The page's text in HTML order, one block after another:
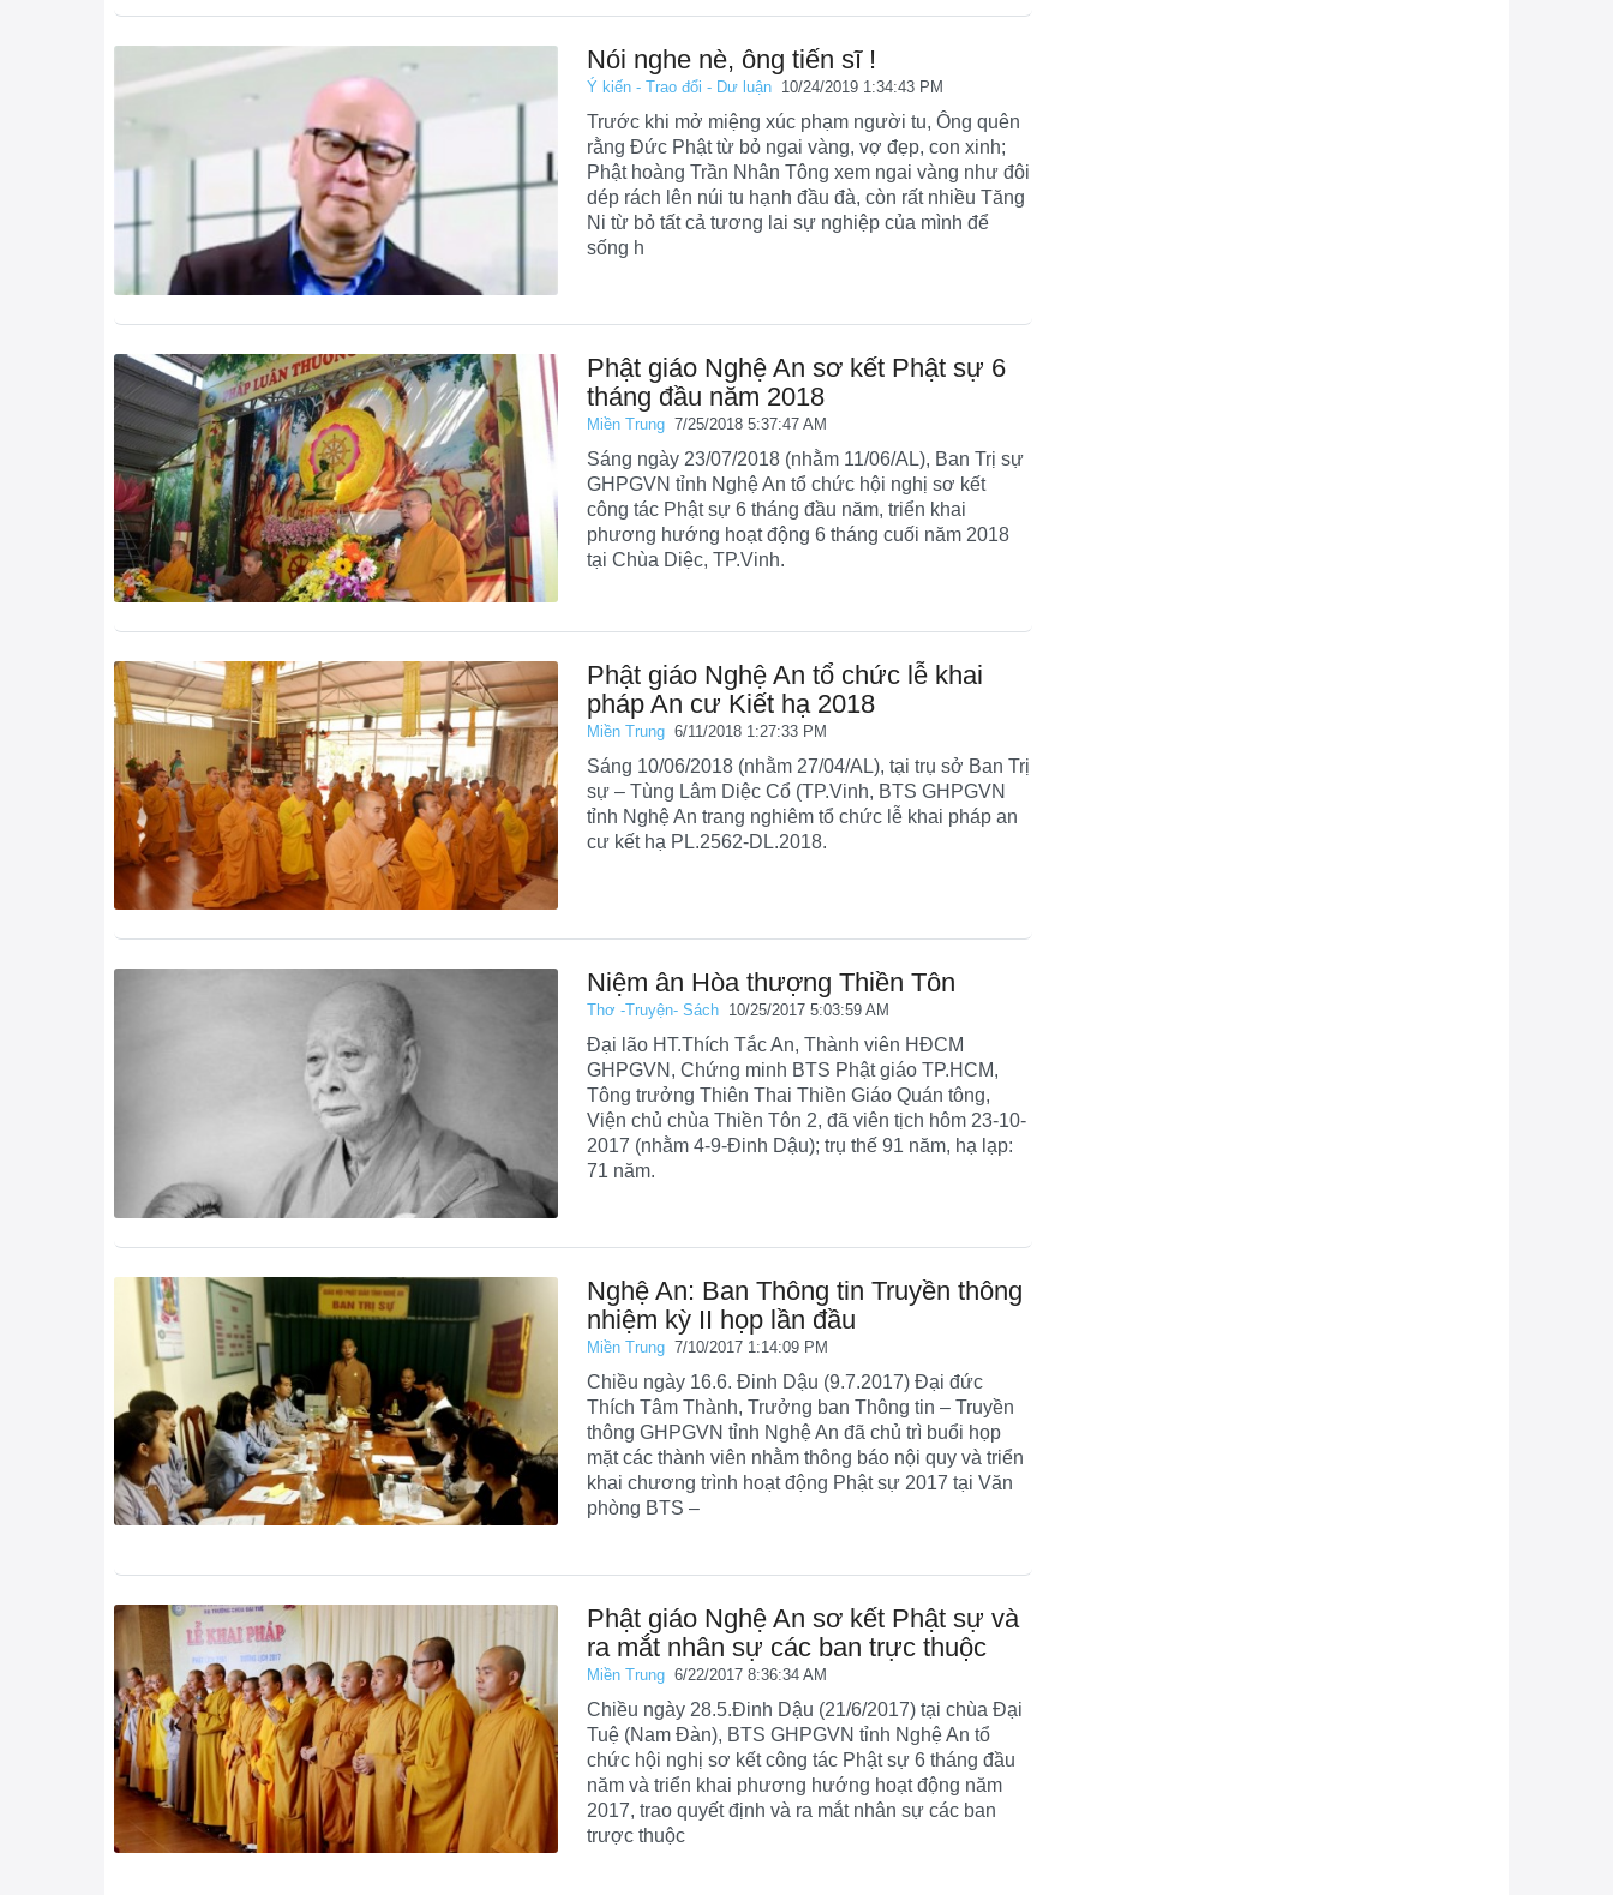
Nói nghe nè, ông tiến sĩ !
Ý kiến - Trao đổi - Dư luận 10/24/2019 1:34:43 PM
Trước khi mở miệng xúc phạm người tu, Ông quên
rằng Đức Phật từ bỏ ngai vàng, vợ đẹp, con xinh;
Phật hoàng Trần Nhân Tông xem ngai vàng như đôi
dép rách lên núi tu hạnh đầu đà, còn rất nhiều Tăng
Ni từ bỏ tất cả tương lai sự nghiệp của mình để
sống h
Phật giáo Nghệ An sơ kết Phật sự 6
tháng đầu năm 2018
Miền Trung 7/25/2018 5:37:47 AM
Sáng ngày 23/07/2018 (nhằm 11/06/AL), Ban Trị sự
GHPGVN tỉnh Nghệ An tổ chức hội nghị sơ kết
công tác Phật sự 6 tháng đầu năm, triển khai
phương hướng hoạt động 6 tháng cuối năm 2018
tại Chùa Diệc, TP.Vinh.
Phật giáo Nghệ An tổ chức lễ khai
pháp An cư Kiết hạ 2018
Miền Trung 6/11/2018 1:27:33 PM
Sáng 10/06/2018 (nhằm 27/04/AL), tại trụ sở Ban Trị
sự – Tùng Lâm Diệc Cổ (TP.Vinh, BTS GHPGVN
tỉnh Nghệ An trang nghiêm tổ chức lễ khai pháp an
cư kết hạ PL.2562-DL.2018.
Niệm ân Hòa thượng Thiền Tôn
Thơ -Truyện- Sách 10/25/2017 5:03:59 AM
Đại lão HT.Thích Tắc An, Thành viên HĐCM
GHPGVN, Chứng minh BTS Phật giáo TP.HCM,
Tông trưởng Thiên Thai Thiền Giáo Quán tông,
Viện chủ chùa Thiền Tôn 2, đã viên tịch hôm 23-10-
2017 (nhằm 4-9-Đinh Dậu); trụ thế 91 năm, hạ lạp:
71 năm.
Nghệ An: Ban Thông tin Truyền thông
nhiệm kỳ II họp lần đầu
Miền Trung 7/10/2017 1:14:09 PM
Chiều ngày 16.6. Đinh Dậu (9.7.2017) Đại đức
Thích Tâm Thành, Trưởng ban Thông tin – Truyền
thông GHPGVN tỉnh Nghệ An đã chủ trì buổi họp
mặt các thành viên nhằm thông báo nội quy và triển
khai chương trình hoạt động Phật sự 2017 tại Văn
phòng BTS –
Phật giáo Nghệ An sơ kết Phật sự và
ra mắt nhân sự các ban trực thuộc
Miền Trung 6/22/2017 8:36:34 AM
Chiều ngày 28.5.Đinh Dậu (21/6/2017) tại chùa Đại
Tuệ (Nam Đàn), BTS GHPGVN tỉnh Nghệ An tổ
chức hội nghị sơ kết công tác Phật sự 6 tháng đầu
năm và triển khai phương hướng hoạt động năm
2017, trao quyết định và ra mắt nhân sự các ban
trược thuộc